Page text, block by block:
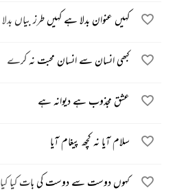
کہیں عنوان بدلا ہے کہیں طرز بیاں بدلا
کبھی انسان سے انسان محبت نہ کرے
عشق مجذوب ہے دیوانہ ہے
سلام آیا نہ کچھ پیغام آیا
کہوں دوست سے دوست کی بات کیا کیا